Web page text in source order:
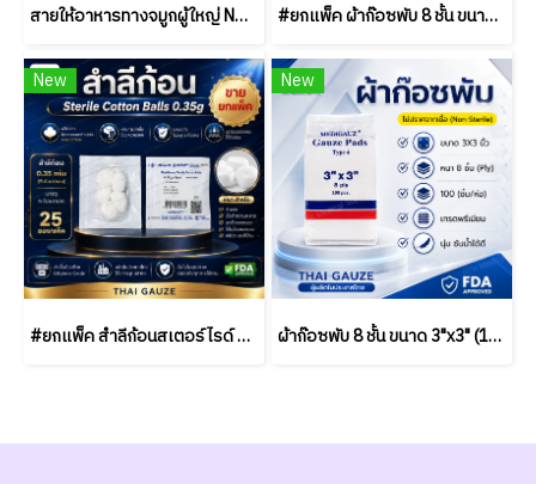
สายให้อาหารทางจมูกผู้ใหญ่ NG Duodenal Tube 125 ซม. เบอร์ 12/14/16 | Medical Grade PVC | ขายยกแพ็ค (50 ชิ้น) #ยกแพ็ค ผ้าก๊อซพับ 8 ชั้น ขนาด 2x2 / 3x3 / 4x4 นิ้ว (10 ซอง/แพ็ค) ชนิดสเตอร์ไรด์ THAI GAUZE
New
#ยกแพ็ค สำลีก้อนสเตอร์ไรด์ Thai Gauze 0.35g (5 ก้อน/ซอง) / (25 ซอง/แพ็ค)
New
ผ้าก๊อซพับ 8 ชั้น ขนาด 3"x3" (100 ชิ้น/ห่อ) ชนิดไม่สเตอร์ไรด์ THAI GAUZE